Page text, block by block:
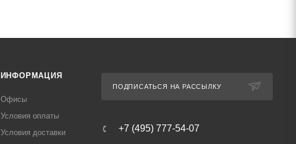
ИНФОРМАЦИЯ
Офисы
Условия оплаты
Условия доставки
ПОДПИСАТЬСЯ НА РАССЫЛКУ
+7 (495) 777-54-07